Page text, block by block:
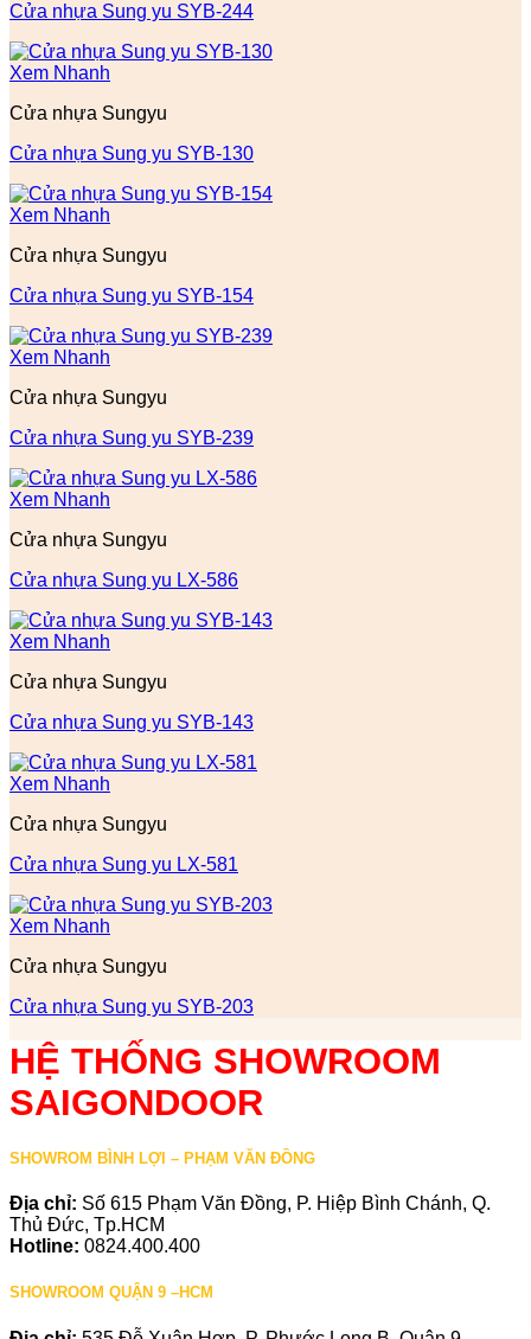
Cửa nhựa Sung yu SYB-244
Xem Nhanh
Cửa nhựa Sungyu
Cửa nhựa Sung yu SYB-130
Xem Nhanh
Cửa nhựa Sungyu
Cửa nhựa Sung yu SYB-154
Xem Nhanh
Cửa nhựa Sungyu
Cửa nhựa Sung yu SYB-239
Xem Nhanh
Cửa nhựa Sungyu
Cửa nhựa Sung yu LX-586
Xem Nhanh
Cửa nhựa Sungyu
Cửa nhựa Sung yu SYB-143
Xem Nhanh
Cửa nhựa Sungyu
Cửa nhựa Sung yu LX-581
Xem Nhanh
Cửa nhựa Sungyu
Cửa nhựa Sung yu SYB-203
HỆ THỐNG SHOWROOM
SAIGONDOOR
SHOWROM BÌNH LỢI – PHẠM VĂN ĐỒNG
Địa chỉ: Số 615 Phạm Văn Đồng, P. Hiệp Bình Chánh, Q.
Thủ Đức, Tp.HCM
Hotline: 0824.400.400
SHOWROOM QUẬN 9 –HCM